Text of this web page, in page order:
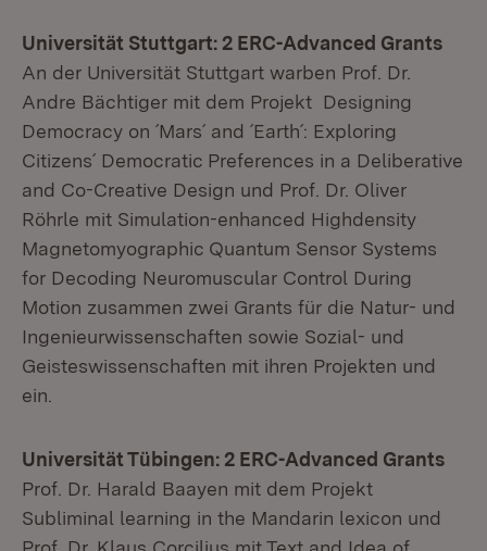
Universität Stuttgart: 2 ERC-Advanced Grants
An der Universität Stuttgart warben Prof. Dr.
Andre Bächtiger mit dem Projekt Designing
Democracy on ´Mars´ and ´Earth´: Exploring
Citizens´ Democratic Preferences in a Deliberative
and Co-Creative Design und Prof. Dr. Oliver
Röhrle mit Simulation-enhanced Highdensity
Magnetomyographic Quantum Sensor Systems
for Decoding Neuromuscular Control During
Motion zusammen zwei Grants für die Natur- und
Ingenieurwissenschaften sowie Sozial- und
Geisteswissenschaften mit ihren Projekten und
ein.
Universität Tübingen: 2 ERC-Advanced Grants
Prof. Dr. Harald Baayen mit dem Projekt
Subliminal learning in the Mandarin lexicon und